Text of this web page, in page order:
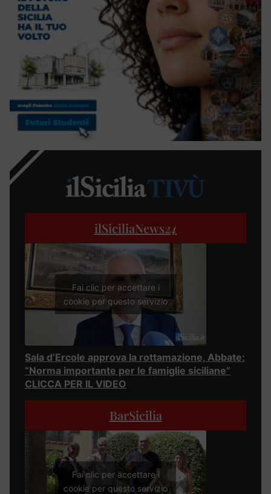
ilSiciliaNews24
Fai clic per accettare i
cookie per questo servizio
Sala d’Ercole approva la rottamazione, Abbate:
“Norma importante per le famiglie siciliane”
CLICCA PER IL VIDEO
BarSicilia
Fai clic per accettare i
cookie per questo servizio